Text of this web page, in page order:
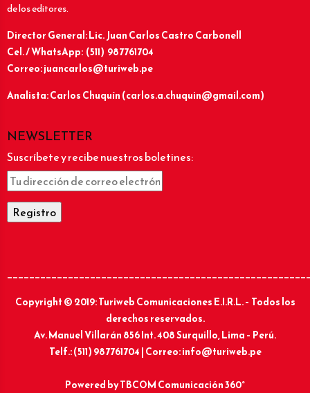
de los editores.
Director General: Lic.Juan Carlos Castro Carbonell
Cel. / WhatsApp: (511) 987761704
Correo: juancarlos@turiweb.pe
Analista: Carlos Chuquín (carlos.a.chuquin@gmail.com)
NEWSLETTER
Suscríbete y recibe nuestros boletines:
Copyright © 2019: Turiweb Comunicaciones E.I.R.L. – Todos los
derechos reservados.
Av. Manuel Villarán 856 Int. 408 Surquillo, Lima – Perú.
Telf.: (511) 987761704 | Correo: info@turiweb.pe
Powered byTBCOM Comunicación 360°